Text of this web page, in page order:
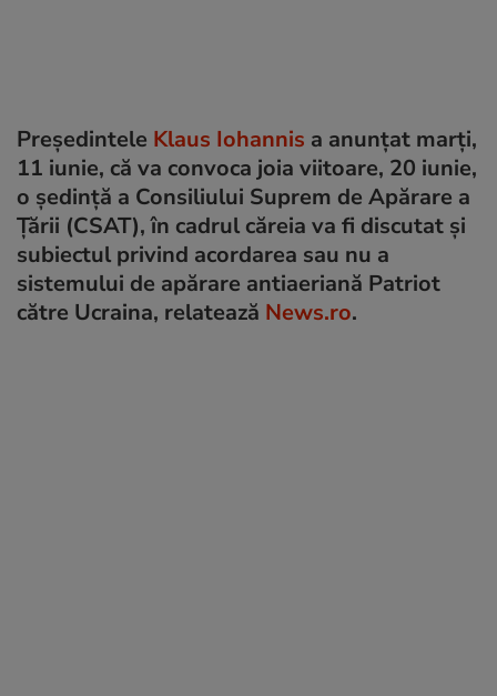
Preşedintele Klaus Iohannis a anunţat marţi,
11 iunie, că va convoca joia viitoare, 20 iunie,
o şedinţă a Consiliului Suprem de Apărare a
Ţării (CSAT), în cadrul căreia va fi discutat şi
subiectul privind acordarea sau nu a
sistemului de apărare antiaeriană Patriot
către Ucraina, relatează News.ro.